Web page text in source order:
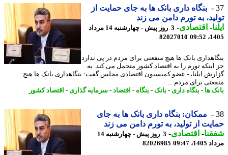
بنگاه داری بانک ها به جای حمایت از
به تورم دامن می زند
-اقتصادی-
3 روز پیش - چهارشنبه 14 مرداد
82027010
بانک ها هیچ منفعتی برای مردم در پی ندارد
تورم را به اقتصاد کشور متحمل می کند. به
ایلنا، - عضو کمیسیون اقتصادی مجلس گفت: بنگاهداری بانک ها هیچ
برای مردم ...
ها- بنگاه داری- بانک -بنگاه-اقتصاد-سرمایه گذاری- اقتصاد کشور
ممکان: بنگاه داری بانک ها به جای
از تولید، به تورم دامن می زند
-اقتصادی-
3 روز پیش - چهارشنبه 14
09:47
82026985